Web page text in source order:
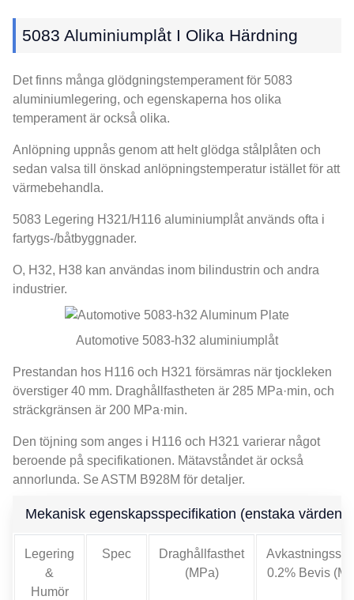
5083 Aluminiumplåt I Olika Härdning
Det finns många glödgningstemperament för 5083
aluminiumlegering, och egenskaperna hos olika
temperament är också olika.
Anlöpning uppnås genom att helt glödga stålplåten och
sedan valsa till önskad anlöpningstemperatur istället för att
värmebehandla.
5083 Legering H321/H116 aluminiumplåt används ofta i
fartygs-/båtbyggnader.
O, H32, H38 kan användas inom bilindustrin och andra
industrier.
Automotive 5083-h32 aluminiumplåt
Prestandan hos H116 och H321 försämras när tjockleken
överstiger 40 mm. Draghållfastheten är 285 MPa·min, och
sträckgränsen är 200 MPa·min.
Den töjning som anges i H116 och H321 varierar något
beroende på specifikationen. Mätavståndet är också
annorlunda. Se ASTM B928M för detaljer.
Mekanisk egenskapsspecifikation (enstaka värden
Legering
&
Humör
Spec
Draghållfasthet
(MPa)
0.2% Bevis